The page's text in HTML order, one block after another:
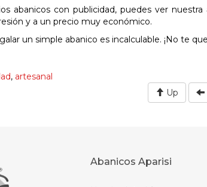
abanicos con publicidad, puedes ver
y a un precio muy económico.
un simple abanico es incalculable. ¡No te
, artesanal
Up
Abanicos Aparisi